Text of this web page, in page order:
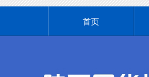
首页